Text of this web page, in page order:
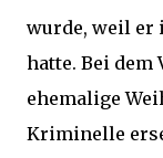
wurde, weil er
hatte. Bei dem
ehemalige
Kriminelle